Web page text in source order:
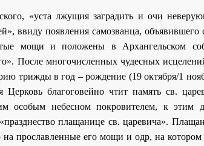
«уста лжущия заградить и очи
ввиду появления самозванца, объявившего
мощи и положены в Архангельском
После многочисленных чудесных
трижды в год – рождение (19 октября/1
благоговейно чтит память св.
особым небесном покровителем, к этим
плащанице св. царевича».
прославленные его мощи и одр, на котором